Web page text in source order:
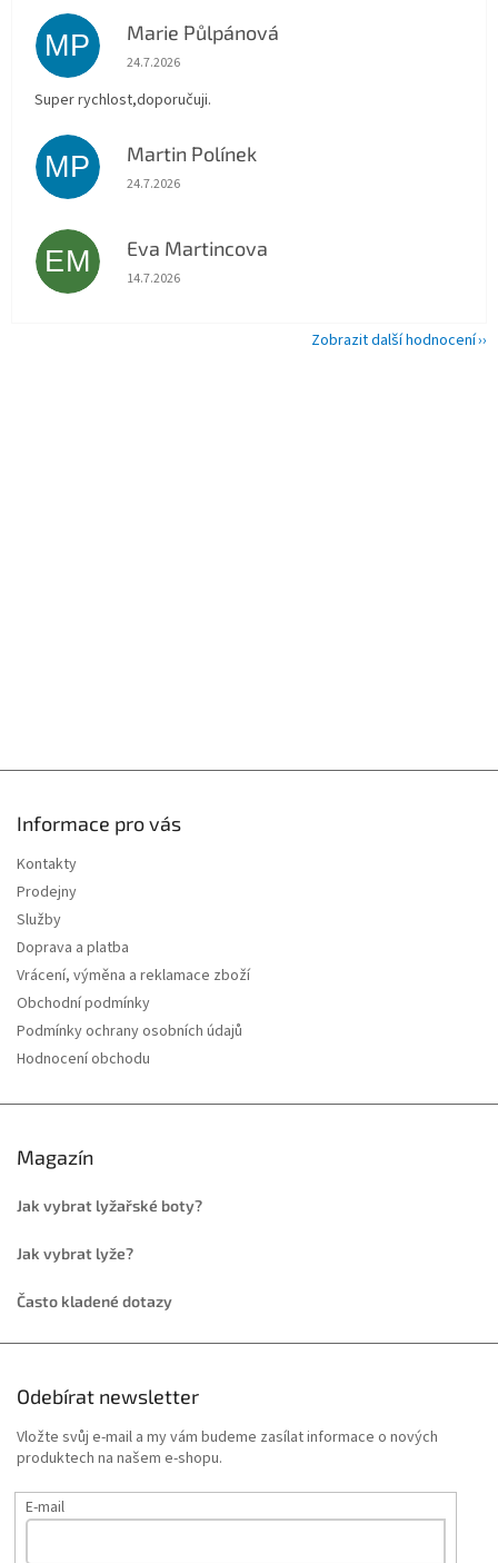
MP Marie Půlpánová
Hodnocení obchodu je 5 z 5 hvězdiček.
24.7.2026
Super rychlost,doporučuji.
MP Martin Polínek
Hodnocení obchodu je 5 z 5 hvězdiček.
24.7.2026
EM Eva Martincova
Hodnocení obchodu je 5 z 5 hvězdiček.
14.7.2026
Zobrazit další hodnocení
Informace pro vás
Kontakty
Prodejny
Služby
Doprava a platba
Vrácení, výměna a reklamace zboží
Obchodní podmínky
Podmínky ochrany osobních údajů
Hodnocení obchodu
Magazín
Jak vybrat lyžařské boty?
Jak vybrat lyže?
Často kladené dotazy
Odebírat newsletter
Vložte svůj e-mail a my vám budeme zasílat informace o nových
produktech na našem e-shopu.
E-mail